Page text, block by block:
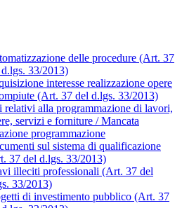
delle procedure (Art. 37
33/2013)
interesse realizzazione opere
(Art. 37 del d.lgs. 33/2013)
relativi alla programmazione di lavori,
servizi e forniture / Mancata
programmazione
sul sistema di qualificazione
37 del d.lgs. 33/2013)
illeciti professionali (Art. 37 del
33/2013)
di investimento pubblico (Art. 37